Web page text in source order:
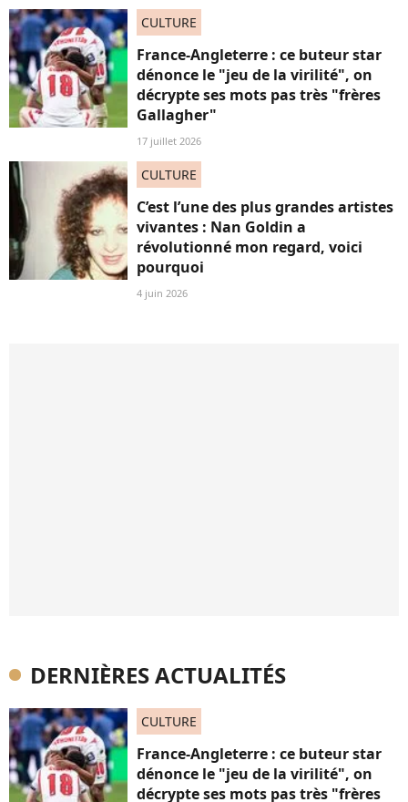
CULTURE
France-Angleterre : ce buteur star
dénonce le "jeu de la virilité", on
décrypte ses mots pas très "frères
Gallagher"
17 juillet 2026
CULTURE
C’est l’une des plus grandes artistes
vivantes : Nan Goldin a
révolutionné mon regard, voici
pourquoi
4 juin 2026
DERNIÈRES ACTUALITÉS
CULTURE
France-Angleterre : ce buteur star
dénonce le "jeu de la virilité", on
décrypte ses mots pas très "frères